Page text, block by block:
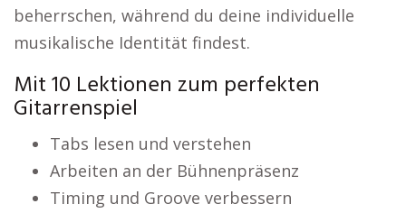
beherrschen, während du deine individuelle
musikalische Identität findest.
Mit 10 Lektionen zum perfekten
Gitarrenspiel
Tabs lesen und verstehen
Arbeiten an der Bühnenpräsenz
Timing und Groove verbessern